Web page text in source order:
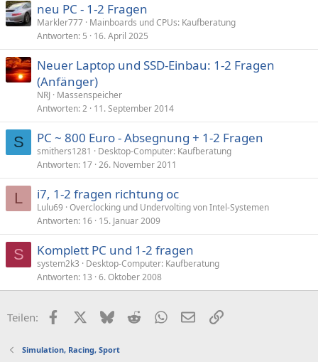
neu PC - 1-2 Fragen
Markler777 Mainboards und CPUs: Kaufberatung
Antworten 5 16. April 2025
Neuer Laptop und SSD-Einbau: 1-2 Fragen
(Anfänger)
NRJ
Massenspeicher
Antworten 2 11. September 2014
S PC ~ 800 Euro - Absegnung + 1-2 Fragen
smithers1281
Desktop-Computer: Kaufberatung
Antworten 17 26. November 2011
L i7, 1-2 fragen richtung oc
Lulu69 Overclocking und Undervolting von Intel-Systemen
Antworten 16 15. Januar 2009
S Komplett PC und 1-2 fragen
system2k3
Desktop-Computer: Kaufberatung
Antworten 13 6. Oktober 2008
Teilen: FacebookX (Twitter)
BlueskyRedditWhatsApp
E-MailLink
Simulation, Racing, Sport